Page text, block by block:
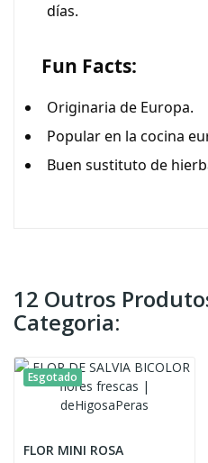
días.
Fun Facts:
Originaria de Europa.
Popular en la cocina
Buen sustituto de
12 Outros
Categoria:
Esgotado
FLOR MINI ROSA